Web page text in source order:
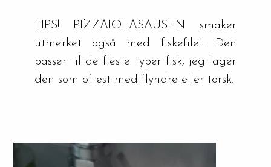
TIPS! PIZZAIOLASAUSEN smaker
utmerket også med fiskefilet. Den
passer til de fleste typer fisk, jeg lager
den som oftest med flyndre eller torsk.